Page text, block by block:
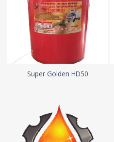
Super Golden HD50